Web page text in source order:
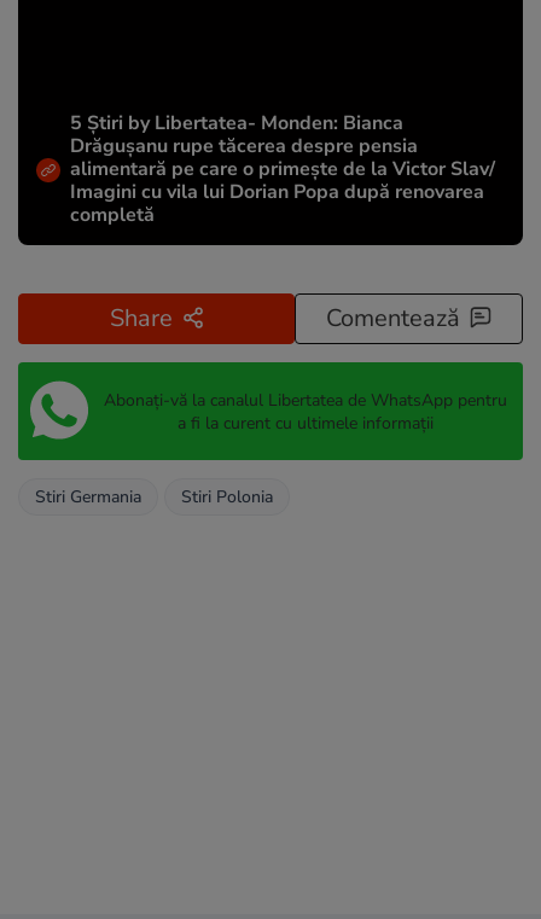
5 Știri by Libertatea- Monden: Bianca
Drăgușanu rupe tăcerea despre pensia
alimentară pe care o primește de la Victor Slav/
Imagini cu vila lui Dorian Popa după renovarea
completă
Share Comentează
Abonați-vă la canalul Libertatea de WhatsApp pentru
a fi la curent cu ultimele informații
Stiri Germania Stiri Polonia